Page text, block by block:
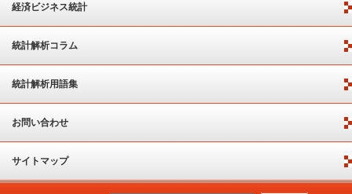
経済ビジネス統計
統計解析コラム
統計解析用語集
お問い合わせ
サイトマップ